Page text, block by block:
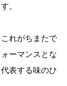
。
れがちまたで
ーマンスとな
表する味のひ